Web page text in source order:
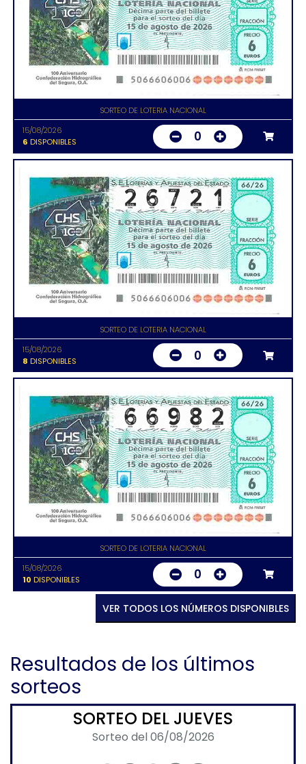
SORTEO DE LOTERIA NACIONAL
15/08/2026
6 DISPONIBLES 0
SORTEO DE LOTERIA NACIONAL
15/08/2026
8 DISPONIBLES 0
SORTEO DE LOTERIA NACIONAL
15/08/2026
10 DISPONIBLES 0
VER TODOS LOS NÚMEROS DISPONIBLES
Resultados de los últimos
sorteos
SORTEO DEL JUEVES
Sorteo del 06/08/2026